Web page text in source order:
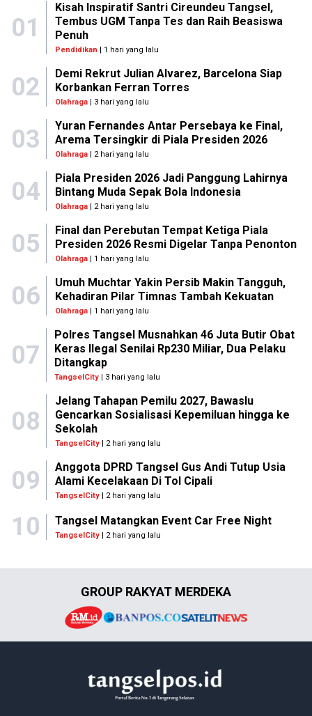
01
Kisah Inspiratif Santri Cireundeu Tangsel,
Tembus UGM Tanpa Tes dan Raih Beasiswa
Penuh
Pendidikan | 1 hari yang lalu
02
Demi Rekrut Julian Alvarez, Barcelona Siap
Korbankan Ferran Torres
Olahraga| 3 hari yang lalu
03
Yuran Fernandes Antar Persebaya ke Final,
Arema Tersingkir di Piala Presiden 2026
Olahraga| 2 hari yang lalu
04
Piala Presiden 2026 Jadi Panggung Lahirnya
Bintang Muda Sepak Bola Indonesia
Olahraga| 2 hari yang lalu
05
Final dan Perebutan Tempat Ketiga Piala
Presiden 2026 Resmi Digelar Tanpa Penonton
Olahraga| 1 hari yang lalu
06
Umuh Muchtar Yakin Persib Makin Tangguh,
Kehadiran Pilar Timnas Tambah Kekuatan
Olahraga| 1 hari yang lalu
07
Polres Tangsel Musnahkan 46 Juta Butir Obat
Keras Ilegal Senilai Rp230 Miliar, Dua Pelaku
Ditangkap
TangselCity | 3 hari yang lalu
08
Jelang Tahapan Pemilu 2027, Bawaslu
Gencarkan Sosialisasi Kepemiluan hingga ke
Sekolah
TangselCity| 2 hari yang lalu
09
Anggota DPRD Tangsel Gus Andi Tutup Usia
Alami Kecelakaan Di Tol Cipali
TangselCity| 2 hari yang lalu
10 Tangsel Matangkan Event Car Free Night
TangselCity | 2 hari yang lalu
GROUP RAKYAT MERDEKA